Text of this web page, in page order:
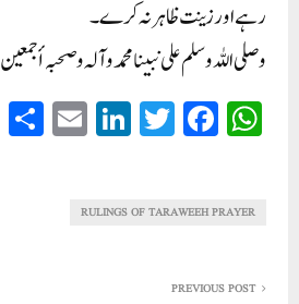
رہے اور زینت ظاہر نہ کرے۔
و صلی اللہ وسلم علی نبینا محمد وآلہ وصحبہ أجمعین
W
ha
A
Fa
ce
ok
T
wi
r
Li
nk
In
E
m
RULINGS OF TARAWEEH PRAYER
PREVIOUS POST